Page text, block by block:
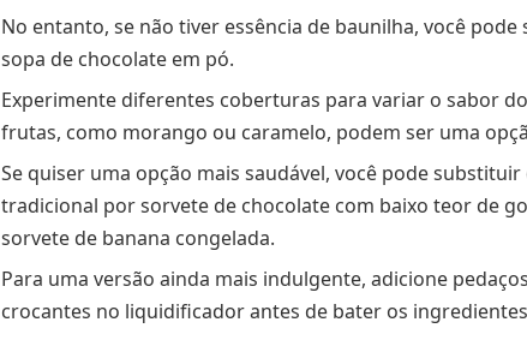
No entanto, se não tiver essência de baunilha, você
sopa de chocolate em pó.
Experimente diferentes coberturas para variar o sabor
frutas, como morango ou caramelo, podem ser uma
Se quiser uma opção mais saudável, você pode
tradicional por sorvete de chocolate com baixo teor de
sorvete de banana congelada.
Para uma versão ainda mais indulgente, adicione
crocantes no liquidificador antes de bater os